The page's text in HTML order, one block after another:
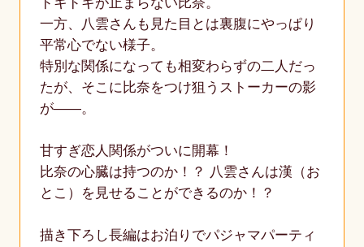
一方、八雲さんも見た目とは裏腹にやっぱり
平常心でない様子。
特別な関係になっても相変わらずの二人だっ
たが、そこに比奈をつけ狙うストーカーの影
が――。
甘すぎ恋人関係がついに開幕！
比奈の心臓は持つのか！？ 八雲さんは漢（お
とこ）を見せることができるのか！？
描き下ろし長編はお泊りでパジャマパーティ